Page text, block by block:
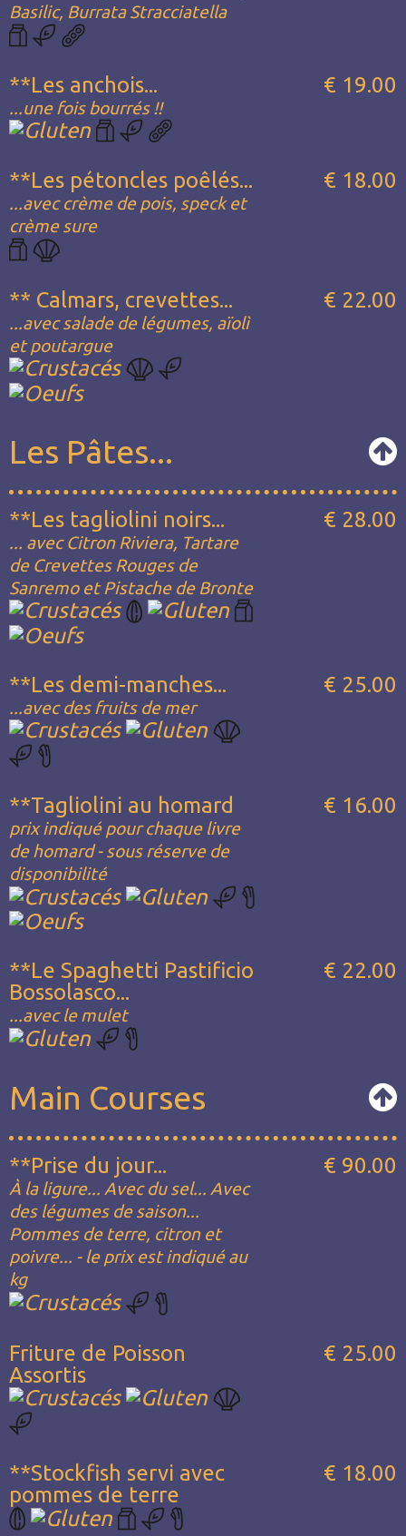
Basilic, Burrata Stracciatella
**Les anchois...
...une fois bourrés !!
€ 19.00
**Les pétoncles poêlés...
...avec crème de pois, speck et
crème sure
€ 18.00
** Calmars, crevettes...
...avec salade de légumes, aïolì
et poutargue
€ 22.00
Les Pâtes...
**Les tagliolini noirs...
... avec Citron Riviera, Tartare
de Crevettes Rouges de
Sanremo et Pistache de Bronte
€ 28.00
**Les demi-manches...
...avec des fruits de mer
€ 25.00
**Tagliolini au homard
prix indiqué pour chaque livre
de homard - sous réserve de
disponibilité
€ 16.00
**Le Spaghetti Pastificio
Bossolasco...
...avec le mulet
€ 22.00
Main Courses
**Prise du jour...
À la ligure... Avec du sel... Avec
des légumes de saison...
Pommes de terre, citron et
poivre... - le prix est indiqué au
kg
€ 90.00
Friture de Poisson
Assortis
€ 25.00
**Stockfish servi avec
pommes de terre
€ 18.00